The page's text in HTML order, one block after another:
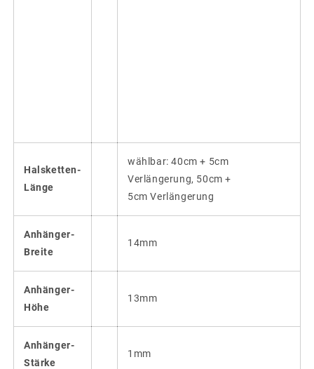
Halsketten-
Länge
wählbar: 40cm + 5cm
Verlängerung, 50cm +
5cm Verlängerung
Anhänger-
Breite
14mm
Anhänger-
Höhe
13mm
Anhänger-
Stärke
1mm